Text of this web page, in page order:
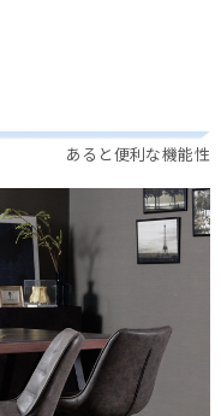
あると便利な機能性